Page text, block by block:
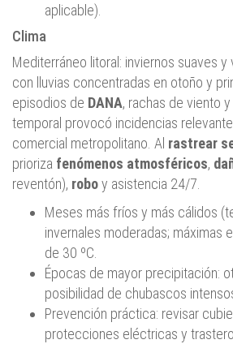
aplicable).
Clima
Mediterráneo litoral: inviernos suaves y
con lluvias concentradas en otoño y
episodios de DANA, rachas de viento
temporal provocó incidencias
comercial metropolitano. Al rastrear
prioriza fenómenos atmosféricos,
reventón), roboy asistencia 24/7.
Meses más fríos y más cálidos
invernales moderadas; máximas
de 30 ºC.
Épocas de mayor precipitación:
posibilidad de chubascos
Prevención práctica: revisar
protecciones eléctricas y